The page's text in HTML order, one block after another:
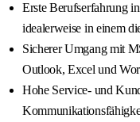
Erste Berufserfahrung
idealerweise in einem
Sicherer Umgang mit
Outlook, Excel und
Hohe Service‑ und